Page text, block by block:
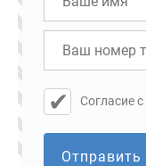
Cогласие с
Отправить